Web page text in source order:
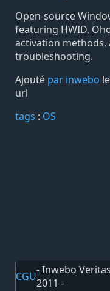
Open-source
featuring HWID,
activation methods,
troubleshooting.
Ajouté par inwebo le
url
tags️ : OS
CGU- Inwebo
2011 -